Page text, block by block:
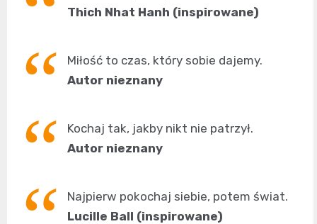
Thich Nhat Hanh (inspirowane)
Miłość to czas, który sobie dajemy.
Autor nieznany
Kochaj tak, jakby nikt nie patrzył.
Autor nieznany
Najpierw pokochaj siebie, potem świat.
Lucille Ball (inspirowane)